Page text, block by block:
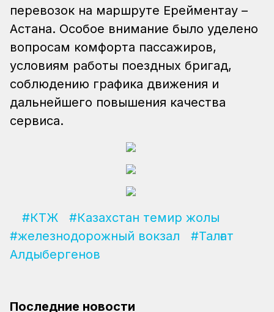
перевозок на маршруте Ерейментау –
Астана. Особое внимание было уделено
вопросам комфорта пассажиров,
условиям работы поездных бригад,
соблюдению графика движения и
дальнейшего повышения качества
сервиса.
#КТЖ
#Казахстан темир жолы
#железнодорожный вокзал
#Талғат
Алдыбергенов
Последние новости